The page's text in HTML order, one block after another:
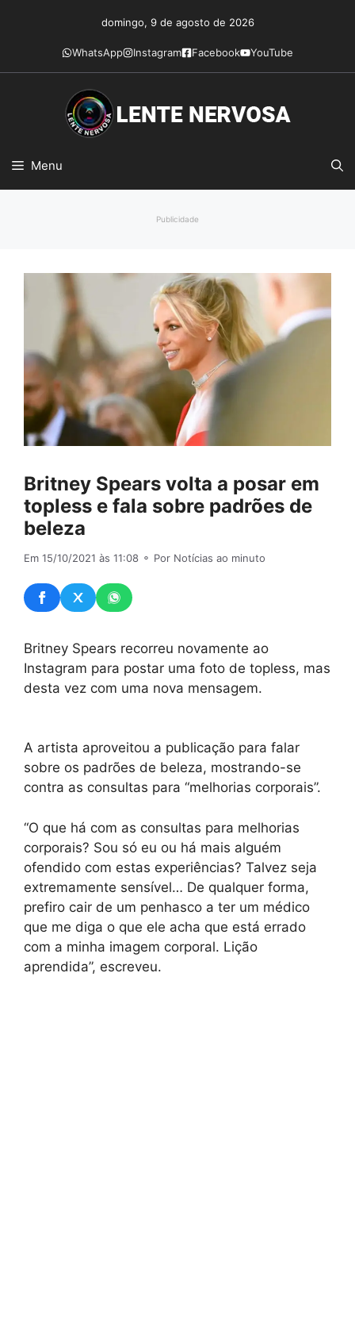
conteúdo
domingo, 9 de agosto de 2026
WhatsApp Instagram Facebook YouTube
Menu
Publicidade
Britney Spears volta a posar em
topless e fala sobre padrões de
beleza
Em 15/10/2021 às 11:08 ⚬ Por Notícias ao minuto
Britney Spears recorreu novamente ao
Instagram para postar uma foto de topless, mas
desta vez com uma nova mensagem.
A artista aproveitou a publicação para falar
sobre os padrões de beleza, mostrando-se
contra as consultas para “melhorias corporais”.
“O que há com as consultas para melhorias
corporais? Sou só eu ou há mais alguém
ofendido com estas experiências? Talvez seja
extremamente sensível… De qualquer forma,
prefiro cair de um penhasco a ter um médico
que me diga o que ele acha que está errado
com a minha imagem corporal. Lição
aprendida”, escreveu.